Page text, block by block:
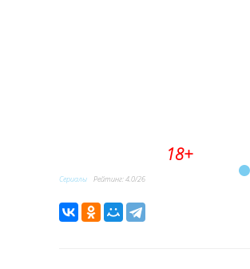
18+
Сериалы Рейтинг:4.0/26